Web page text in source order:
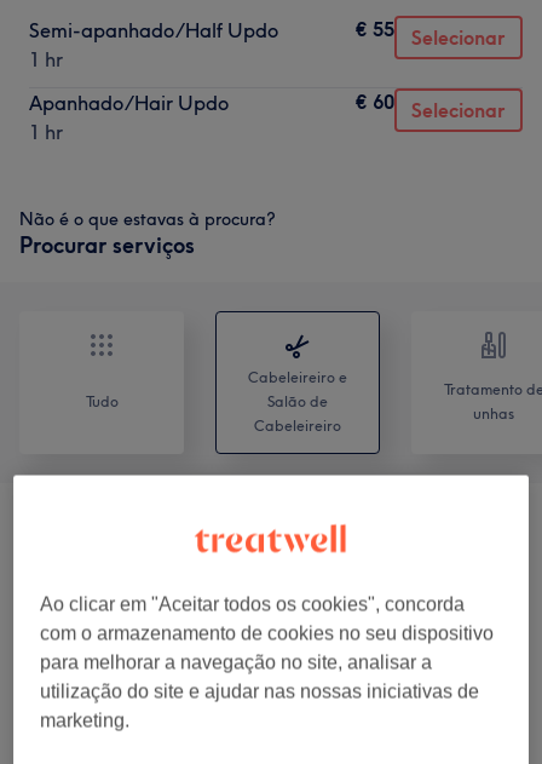
Semi-apanhado/Half Updo
1 hr
€ 55 Selecionar
Apanhado/Hair Updo
1 hr
€ 60 Selecionar
Não é o que estavas à procura?
Procurar serviços
Tudo
Cabeleireiro e
Salão de
Cabeleireiro
Tratamento
unhas
Mulher - Cortes E Penteados/Ladies'
Coloração E Madeixas/ Color &
Highlights ( 7)
desde € 40
Tratamentos Capilares/Hair & Scalp
Ao clicar em "Aceitar todos os cookies", concorda
com o armazenamento de cookies no seu dispositivo
para melhorar a navegação no site, analisar a
utilização do site e ajudar nas nossas iniciativas de
marketing.